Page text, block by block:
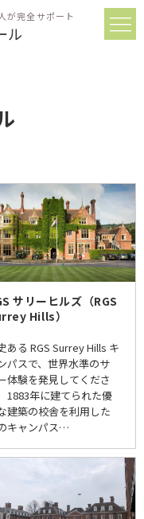
が完全サポート
ル
サリーヒルズ（RGS
Hills）
ある RGS Surrey Hills キ
パスで、世界水準のサ
体験を発見してくださ
1883年に建てられた優
建築の校舎を利用した
キャンパス…